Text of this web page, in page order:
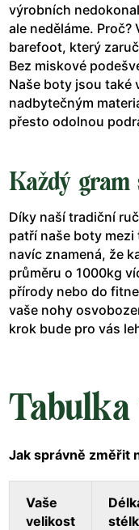
výrobních
ale neděláme.
barefoot, který
Bez miskové
Naše boty jsou také
nadbytečným
přesto odolnou
Každý gram
Díky naší tradiční
patří naše boty mezi
navíc znamená, že
průměru o 1000kg
přírody nebo do
vaše nohy
krok bude pro vás
Tabulka
Jak správně změřit
Vaše
velikost